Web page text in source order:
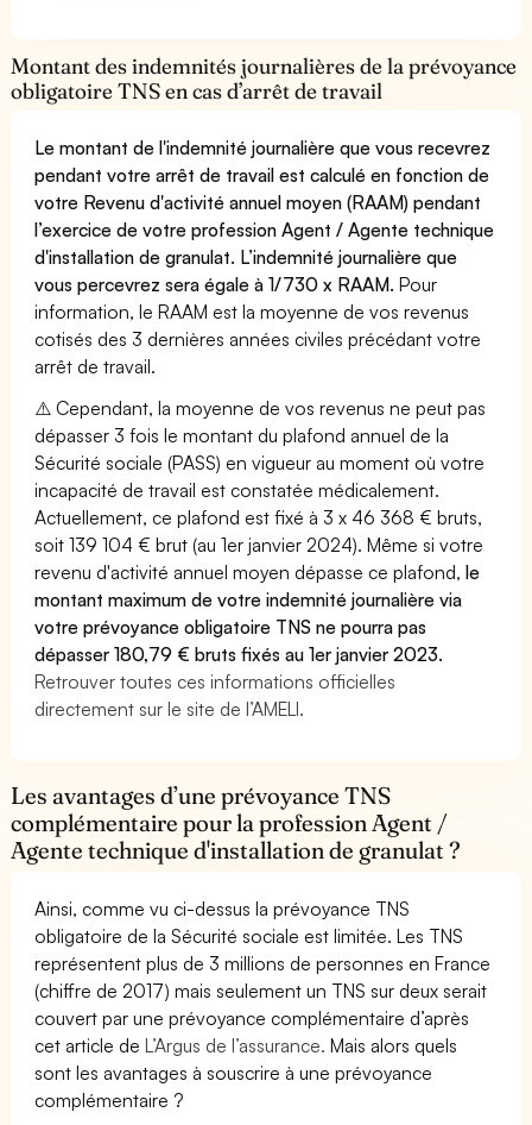
Montant des indemnités journalières de la prévoyance
obligatoire TNS en cas d’arrêt de travail
Le montant de l'indemnité journalière que vous recevrez
pendant votre arrêt de travail est calculé en fonction de
votre Revenu d'activité annuel moyen (RAAM) pendant
l’exercice de votre profession Agent / Agente technique
d'installation de granulat. L’indemnité journalière que
vous percevrez sera égale à 1/730 x RAAM. Pour
information, le RAAM est la moyenne de vos revenus
cotisés des 3 dernières années civiles précédant votre
arrêt de travail.
⚠️ Cependant, la moyenne de vos revenus ne peut pas
dépasser 3 fois le montant du plafond annuel de la
Sécurité sociale (PASS) en vigueur au moment où votre
incapacité de travail est constatée médicalement.
Actuellement, ce plafond est fixé à 3 x 46 368 € bruts,
soit 139 104 € brut (au 1er janvier 2024). Même si votre
revenu d'activité annuel moyen dépasse ce plafond,le
montant maximum de votre indemnité journalière via
votre prévoyance obligatoire TNS ne pourra pas
dépasser 180,79 € bruts fixés au 1er janvier 2023.
Retrouver toutes ces informations officielles
directement sur le site de l’AMELI.
Les avantages d’une prévoyance TNS
complémentaire pour la profession Agent /
Agente technique d'installation de granulat ?
Ainsi, comme vu ci-dessus la prévoyance TNS
obligatoire de la Sécurité sociale est limitée. Les TNS
représentent plus de 3 millions de personnes en France
(chiffre de 2017) mais seulement un TNS sur deux serait
couvert par une prévoyance complémentaire d’après
cet article deL’Argus de l’assurance. Mais alors quels
sont les avantages à souscrire à une prévoyance
complémentaire ?